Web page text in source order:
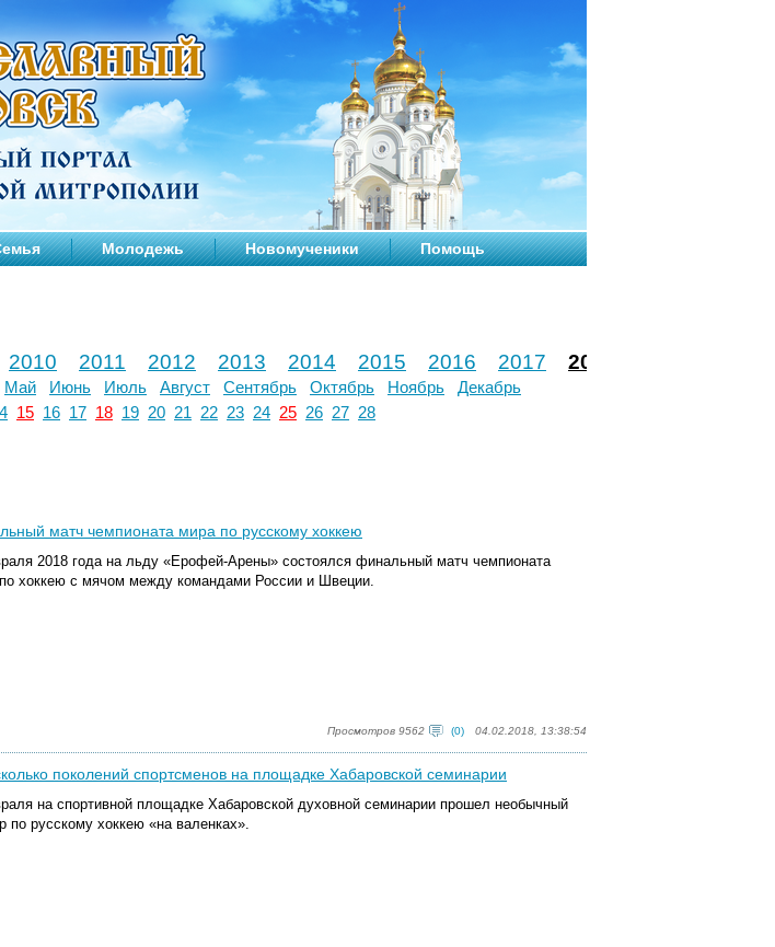
Молодежь Новомученики Помощь
2010 2011 2012 2013 2014 2015 2016 2017 2018
Май Июнь Июль Август Сентябрь Октябрь Ноябрь
Декабрь
15 16 17 18 19 20 21 22 23 24 25 26 27 28
матч чемпионата мира по русскому хоккею
2018 года на льду «Ерофей-Арены» состоялся финальный матч чемпионата
хоккею с мячом между командами России и Швеции.
Просмотров 9562 (0) 04.02.2018, 13:38:54
поколений спортсменов на площадке Хабаровской семинарии
на спортивной площадке Хабаровской духовной семинарии прошел необычный
по русскому хоккею «на валенках».